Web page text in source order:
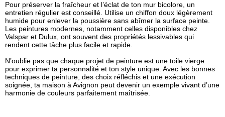
Pour préserver la fraîcheur et l’éclat de ton mur bicolore, un
entretien régulier est conseillé. Utilise un chiffon doux légèrement
humide pour enlever la poussière sans abîmer la surface peinte.
Les peintures modernes, notamment celles disponibles chez
Valspar et Dulux, ont souvent des propriétés lessivables qui
rendent cette tâche plus facile et rapide.
N’oublie pas que chaque projet de peinture est une toile vierge
pour exprimer ta personnalité et ton style unique. Avec les bonnes
techniques de peinture , des choix réfléchis et une exécution
soignée, ta maison à Avignon peut devenir un exemple vivant d’une
harmonie de couleurs parfaitement maîtrisée.